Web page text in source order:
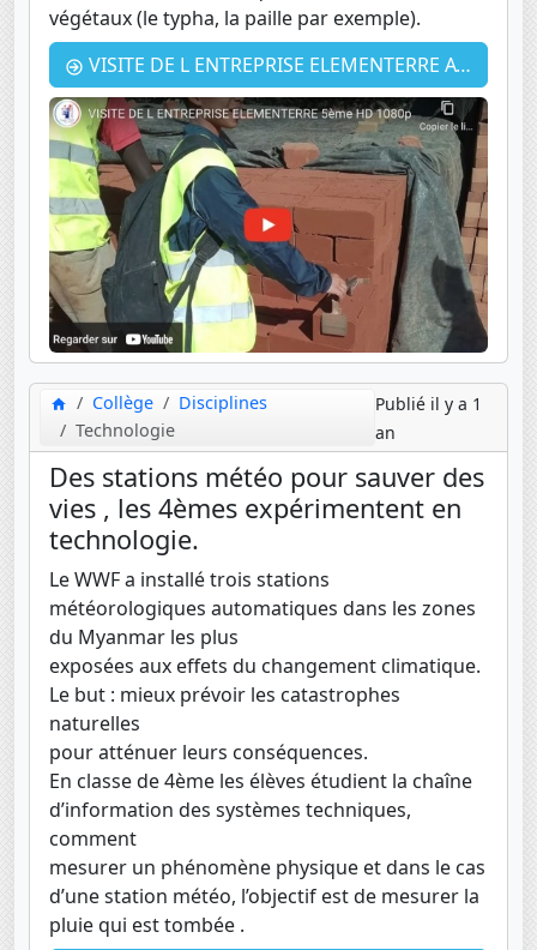
végétaux (le typha, la paille par exemple).
VISITE DE L ENTREPRISE ELEMENTERRE AVEC LES CINQUIÈMES
Collège
Disciplines
Technologie
Publié il y a 1
an
Des stations météo pour sauver des
vies , les 4èmes expérimentent en
technologie.
Le WWF a installé trois stations
météorologiques automatiques dans les zones
du Myanmar les plus
exposées aux effets du changement climatique.
Le but : mieux prévoir les catastrophes
naturelles
pour atténuer leurs conséquences.
En classe de 4ème les élèves étudient la chaîne
d’information des systèmes techniques,
comment
mesurer un phénomène physique et dans le cas
d’une station météo, l’objectif est de mesurer la
pluie qui est tombée .